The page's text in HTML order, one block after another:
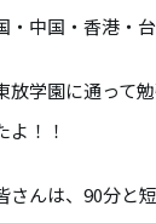
・中国・香港・
放学園に通って
よ！！
さんは、90分と